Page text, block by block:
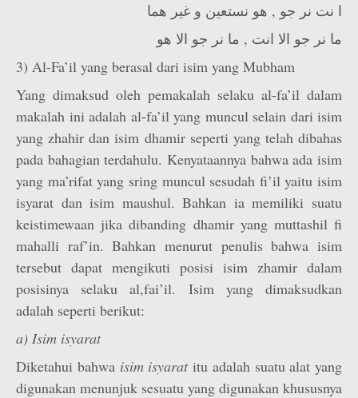
ا نت نر جو , هو نستعين و غير هما
ما نر جو الا انت , ما نر جو الا هو
3) Al-Fa’il yang berasal dari isim yang Mubham
Yang dimaksud oleh pemakalah selaku al-fa’il dalam
makalah ini adalah al-fa’il yang muncul selain dari isim
yang zhahir dan isim dhamir seperti yang telah dibahas
pada bahagian terdahulu. Kenyataannya bahwa ada isim
yang ma’rifat yang sring muncul sesudah fi’il yaitu isim
isyarat dan isim maushul. Bahkan ia memiliki suatu
keistimewaan jika dibanding dhamir yang muttashil fi
mahalli raf’in. Bahkan menurut penulis bahwa isim
tersebut dapat mengikuti posisi isim zhamir dalam
posisinya selaku al,fai’il. Isim yang dimaksudkan
adalah seperti berikut:
a) Isim isyarat
Diketahui bahwa isim isyaratitu adalah suatu alat yang
digunakan menunjuk sesuatu yang digunakan khususnya